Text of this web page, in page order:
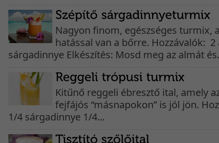
Nagyon finom, egészséges turmix,
hatással van a bőrre. Hozzávalók:
sárgadinnye Elkészítés: Mosd meg az almát
Kitűnő reggeli ébresztő ital, amely
fejfájós “másnapokon” is jól jön.
1/4 sárgadinnye 1/4...